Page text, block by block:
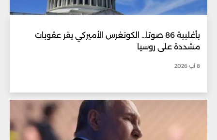
بأغلبية 86 صوتا... الكونغرس الأميركي يقر عقوبات
مشددة على روسيا
8 آب 2026